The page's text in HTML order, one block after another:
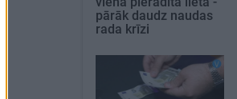
pārāk daudz naudas
rada krīzi